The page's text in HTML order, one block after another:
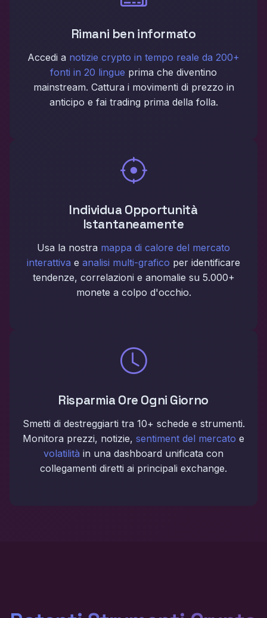
Rimani ben informato
Accedi a notizie crypto in tempo reale da 200+
fonti in 20 lingue prima che diventino
mainstream. Cattura i movimenti di prezzo in
anticipo e fai trading prima della folla.
Individua Opportunità
Istantaneamente
Usa la nostra mappa di calore del mercato
interattiva e analisi multi-grafico per identificare
tendenze, correlazioni e anomalie su 5.000+
monete a colpo d'occhio.
Risparmia Ore Ogni Giorno
Smetti di destreggiarti tra 10+ schede e strumenti.
Monitora prezzi, notizie, sentiment del mercato e
volatilità in una dashboard unificata con
collegamenti diretti ai principali exchange.